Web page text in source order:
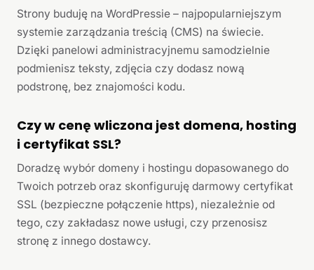
Strony buduję na WordPressie – najpopularniejszym
systemie zarządzania treścią (CMS) na świecie.
Dzięki panelowi administracyjnemu samodzielnie
podmienisz teksty, zdjęcia czy dodasz nową
podstronę, bez znajomości kodu.
Czy w cenę wliczona jest domena, hosting
i certyfikat SSL?
Doradzę wybór domeny i hostingu dopasowanego do
Twoich potrzeb oraz skonfiguruję darmowy certyfikat
SSL (bezpieczne połączenie https), niezależnie od
tego, czy zakładasz nowe usługi, czy przenosisz
stronę z innego dostawcy.